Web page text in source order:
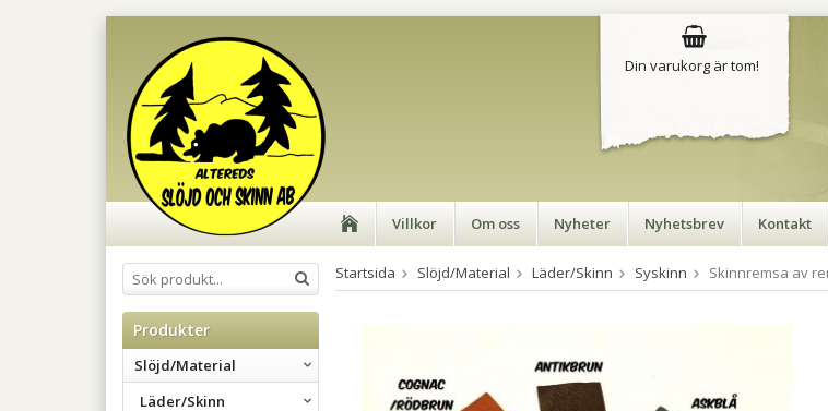
Din varukorg är tom!
Villkor Om oss Nyheter Nyhetsbrev Kontakt
Produkter
Slöjd/Material
Läder/Skinn
Startsida Slöjd/Material Läder/Skinn Syskinn Skinnremsa av